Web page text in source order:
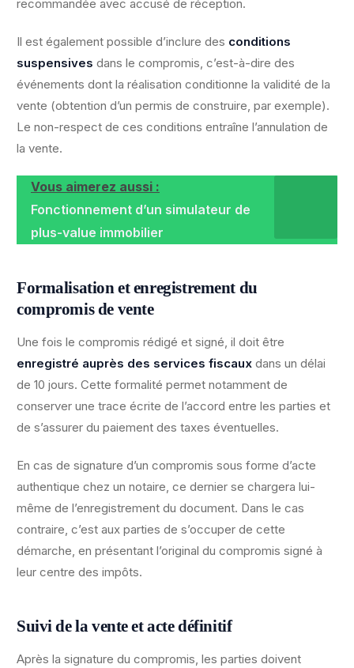
recommandée avec accusé de réception.
Il est également possible d’inclure des conditions
suspensives dans le compromis, c’est-à-dire des
événements dont la réalisation conditionne la validité de la
vente (obtention d’un permis de construire, par exemple).
Le non-respect de ces conditions entraîne l’annulation de
la vente.
Vous aimerez aussi :
Fonctionnement d’un simulateur de
plus-value immobilier
Formalisation et enregistrement du
compromis de vente
Une fois le compromis rédigé et signé, il doit être
enregistré auprès des services fiscaux dans un délai
de 10 jours. Cette formalité permet notamment de
conserver une trace écrite de l’accord entre les parties et
de s’assurer du paiement des taxes éventuelles.
En cas de signature d’un compromis sous forme d’acte
authentique chez un notaire, ce dernier se chargera lui-
même de l’enregistrement du document. Dans le cas
contraire, c’est aux parties de s’occuper de cette
démarche, en présentant l’original du compromis signé à
leur centre des impôts.
Suivi de la vente et acte définitif
Après la signature du compromis, les parties doivent